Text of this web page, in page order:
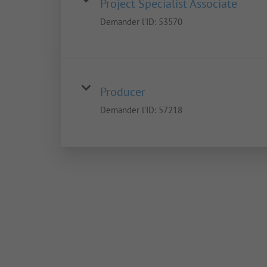
Project Specialist Associate
Demander l'ID: 53570
Producer
Demander l'ID: 57218